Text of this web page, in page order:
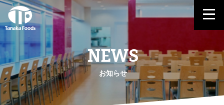
NEWS
お知らせ